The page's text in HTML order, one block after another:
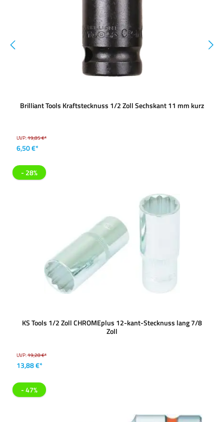
Brilliant Tools Kraftstecknuss 1/2 Zoll Sechskant 11 mm kurz
UVP:19,85 €*
6,50 €*
- 28%
KS Tools 1/2 Zoll CHROMEplus 12-kant-Stecknuss lang 7/8
Zoll
UVP:19,28 €*
13,88 €*
- 47%